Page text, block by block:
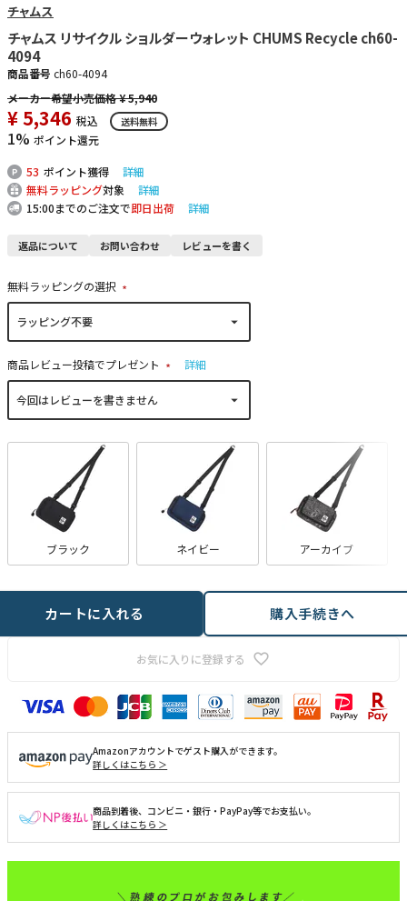
チャムス
チャムス リサイクル ショルダーウォレット CHUMS Recycle ch60-
4094
商品番号 ch60-4094
¥5,940
¥5,346 税込 送料無料
1% ポイント還元
53 ポイント獲得
詳細
無料ラッピング対象
詳細
15:00までのご注文で即日出荷 詳細
返品について お問い合わせ レビューを書く
無料ラッピングの選択
(
商品レビュー投稿でプレゼント
(
詳細
ブラック ネイビー アーカイブ
お気に入りに登録する
カートに入れる 購入手続きへ
Amazonアカウントでゲスト購入ができます。
詳しくはこちら ＞
商品到着後、コンビニ・銀行・PayPay等でお支払い。
詳しくはこちら ＞